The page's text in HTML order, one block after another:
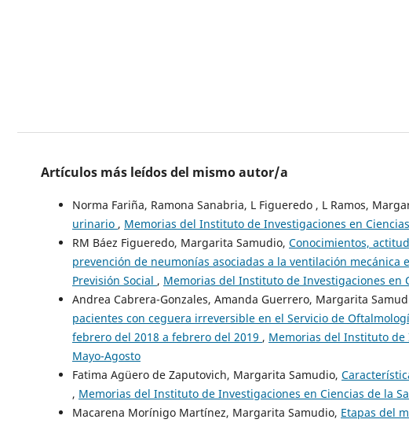
Artículos más leídos del mismo autor/a
Norma Fariña, Ramona Sanabria, L Figueredo , L Ramos,
urinario , Memorias del Instituto de Investigaciones en
RM Báez Figueredo, Margarita Samudio, Conocimientos,
prevención de neumonías asociadas a la ventilación
Previsión Social , Memorias del Instituto de Investigaciones en
Andrea Cabrera-Gonzales, Amanda Guerrero, Margarita
pacientes con ceguera irreversible en el Servicio de
febrero del 2018 a febrero del 2019 , Memorias del Instituto de
Mayo-Agosto
Fatima Agüero de Zaputovich, Margarita Samudio,
, Memorias del Instituto de Investigaciones en Ciencias de la
Macarena Morínigo Martínez, Margarita Samudio, Etapas del